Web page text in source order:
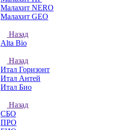
Малахит NERO
Малахит GEO
Назад
Alta Bio
Назад
Итал Горизонт
Итал Антей
Итал Био
Назад
СБО
ПРО